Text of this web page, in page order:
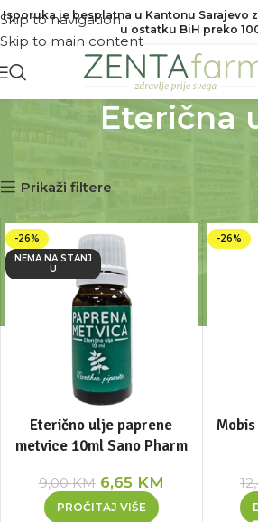
Skip to navigation
Skip to main content
Isporuka je besplatna u Kantonu Sarajevo
u ostatku BiH preko
Eterična
Prikaži filtere
-26%
NEMA NA STANJ
U
Eterično ulje paprene
metvice 10ml Sano Pharm
9,00KM 6,65 KM
PROČITAJ VIŠE
-26%